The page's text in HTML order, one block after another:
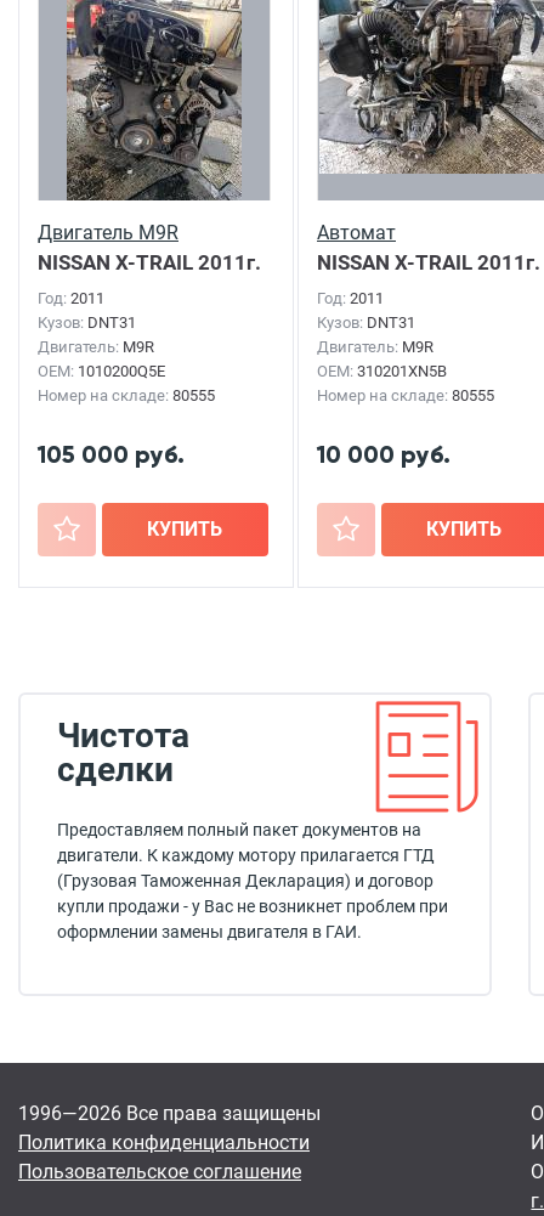
Двигатель M9R
NISSAN X-TRAIL 2011г.
Год: 2011
Кузов: DNT31
Двигатель: M9R
OEM: 1010200Q5E
Номер на складе: 80555
105 000 руб.
+ КУПИТЬ
Автомат
NISSAN X-TRAIL 2011г.
Год: 2011
Кузов: DNT31
Двигатель: M9R
OEM: 310201XN5B
Номер на складе: 80555
10 000 руб.
+ КУПИТЬ
Чистота
сделки
Предоставляем полный пакет документов на
двигатели. К каждому мотору прилагается ГТД
(Грузовая Таможенная Декларация) и договор
купли продажи - у Вас не возникнет проблем при
оформлении замены двигателя в ГАИ.
1996—2026 Все права защищены
Политика конфиденциальности
Пользовательское соглашение